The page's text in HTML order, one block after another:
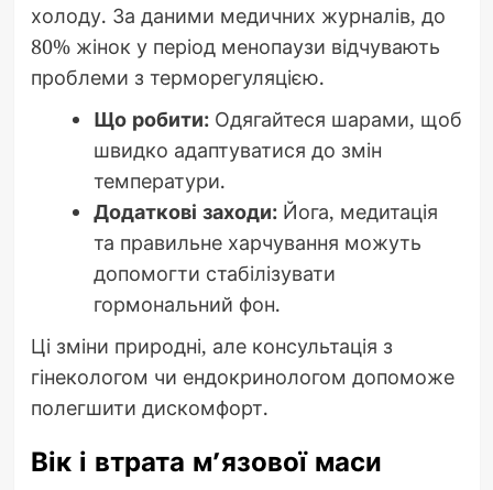
холоду. За даними медичних журналів, до
80% жінок у період менопаузи відчувають
проблеми з терморегуляцією.
Що робити:Одягайтеся шарами, щоб
швидко адаптуватися до змін
температури.
Додаткові заходи:Йога, медитація
та правильне харчування можуть
допомогти стабілізувати
гормональний фон.
Ці зміни природні, але консультація з
гінекологом чи ендокринологом допоможе
полегшити дискомфорт.
Вік і втрата м’язової маси